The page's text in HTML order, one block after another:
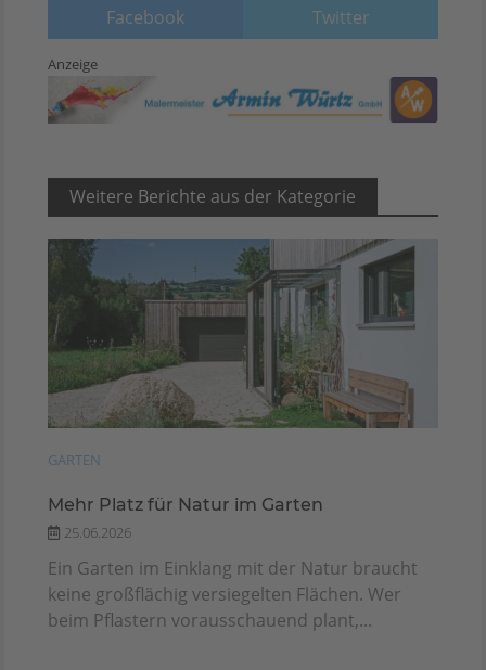
Facebook Twitter
Anzeige
Weitere Berichte aus der Kategorie
GARTEN
Mehr Platz für Natur im Garten
25.06.2026
Ein Garten im Einklang mit der Natur braucht
keine großflächig versiegelten Flächen. Wer
beim Pflastern vorausschauend plant,...